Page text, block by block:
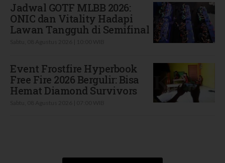
Jadwal GOTF MLBB 2026:
ONIC dan Vitality Hadapi
Lawan Tangguh di Semifinal
Event Frostfire Hyperbook
Free Fire 2026 Bergulir: Bisa
Hemat Diamond Survivors